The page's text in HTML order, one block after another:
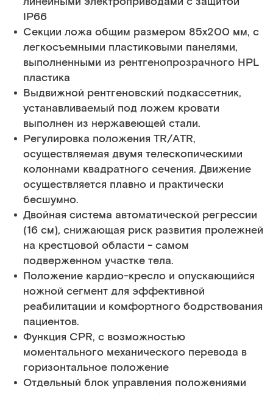
IP66
Секции ложа общим размером 85х200 мм, с
легкосъемными пластиковыми панелями,
выполненными из рентгенопрозрачного HPL
пластика
Выдвижной рентгеновский подкассетник,
устанавливаемый под ложем кровати
выполнен из нержавеющей стали.
Регулировка положения TR/ATR,
осуществляемая двумя телескопическими
колоннами квадратного сечения. Движение
осуществляется плавно и практически
бесшумно.
Двойная система автоматической регрессии
(16 см), снижающая риск развития пролежней
на крестцовой области - самом
подверженном участке тела.
Положение кардио-кресло и опускающийся
ножной сегмент для эффективной
реабилитации и комфортного бодрствования
пациентов.
Функция CPR, с возможностью
моментального механического перевода в
горизонтальное положение
Отдельный блок управления положениями